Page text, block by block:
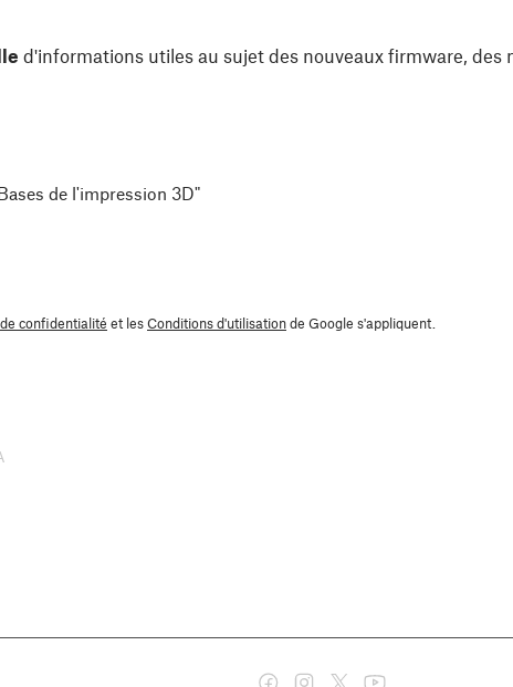
d'informations utiles au sujet des nouveaux firmware, des
de l'impression 3D"
confidentialité et lesConditions d'utilisationde Google s'appliquent.